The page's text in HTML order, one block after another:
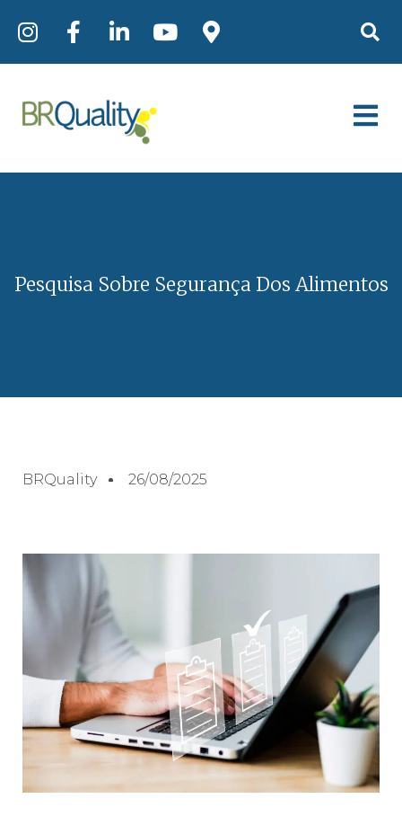
Pesquisa Sobre Segurança Dos Alimentos
BRQuality 26/08/2025